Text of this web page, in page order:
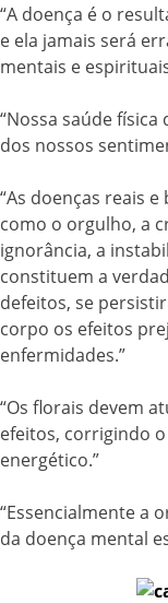
“A doença é o
e ela jamais será
mentais e
“Nossa saúde
dos nossos
“As doenças reais
como o orgulho, a
ignorância, a
constituem a
defeitos, se
corpo os efeitos
enfermidades.”
“Os florais devem
efeitos, corrigindo
energético.”
“Essencialmente a
da doença mental